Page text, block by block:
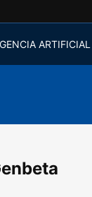
ARTIFICIAL